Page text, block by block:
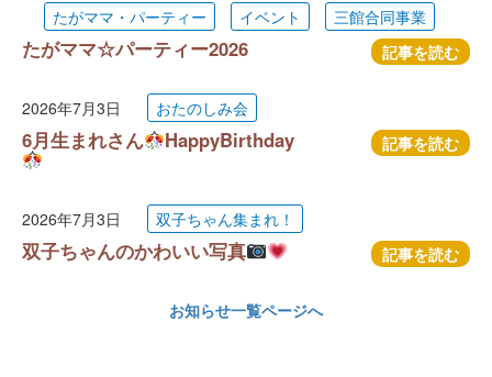
たがママ・パーティー
イベント 三館合同事業
たがママ☆パーティー2026 記事を読む
2026年7月3日 おたのしみ会
6月生まれさん HappyBirthday 記事を読む
2026年7月3日 双子ちゃん集まれ！
双子ちゃんのかわいい写真 記事を読む
お知らせ一覧ページへ